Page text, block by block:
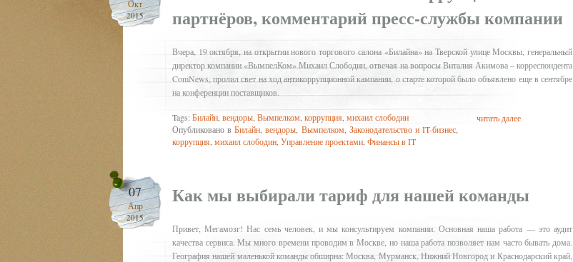
Окт
2015
партнёров, комментарий пресс-службы компании
Вчера, 19 октября, на открытии нового торгового салона «Билайна» на Тверской улице Москвы, генеральный
директор компании «ВымпелКом» Михаил Слободин, отвечая на вопросы Виталия Акимова – корреспондента
ComNews, пролил свет на ход антикоррупционной кампании, о старте которой было объявлено еще в сентябре
на конференции поставщиков.
Tags:Билайн вендоры Вымпелком коррупция михаил слободин
Опубликовано вБилайн ,вендоры Вымпелком, Законодательство и IT-бизнес
коррупция михаил слободин Управление проектами Финансы в IT
читать далее
07
Апр
2015
Как мы выбирали тариф для нашей команды
Привет, Мегамозг! Нас семь человек, и мы консультируем компании. Основная наша работа — это аудит
качества сервиса. Мы много времени проводим в Москве, но наша работа позволяет нам часто бывать дома.
География нашей маленькой команды обширна: Москва, Мурманск, Нижний Новгород и Краснодарский край,